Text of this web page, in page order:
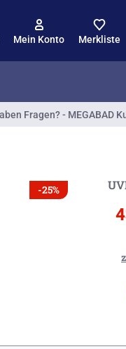
Mein Konto Merkliste
Fragen? - MEGABAD
-25%